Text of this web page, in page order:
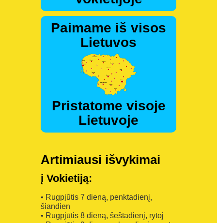
Paimame iš visos
Lietuvos
Pristatome visoje
Lietuvoje
Artimiausi išvykimai
į Vokietiją:
• Rugpjūtis 7 dieną, penktadienį,
šiandien
• Rugpjūtis 8 dieną, šeštadienį, rytoj